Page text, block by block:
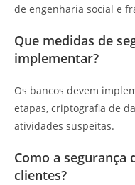
de engenharia social e
Que medidas de
implementar?
Os bancos devem
etapas, criptografia de
atividades suspeitas.
Como a segurança
clientes?